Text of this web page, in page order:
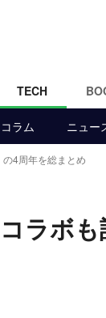
TECH
コラム ニュー
の4周年を総まとめ
ラボ